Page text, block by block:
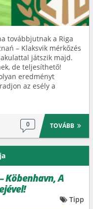
továbbjutnak a Riga
– Klaksvik mérkőzés
játszik majd.
de teljesíthető!
eredményt
az esély a
0 TOVÁBB
Köbenhavn, A
Tipp